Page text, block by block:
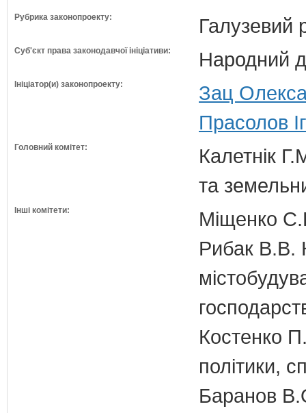
Рубрика законопроекту: Галузевий
Суб'єкт права законодавчої ініціативи: Народний
Ініціатор(и) законопроекту:
Зац
Прасолов
Головний комітет:
Калетнік
та
Інші комітети:
Міщенко
Рибак В.В.
Костенко
політики,
Баранов